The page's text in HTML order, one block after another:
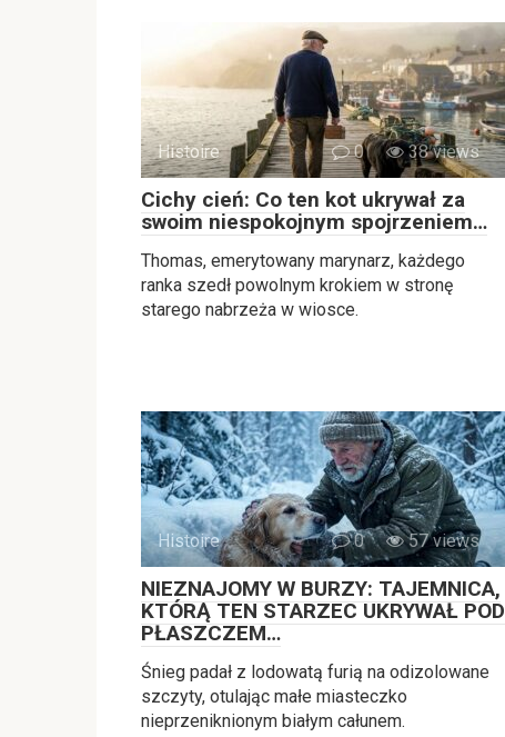
Histoire 0 38 views
Cichy cień: Co ten kot ukrywał za
swoim niespokojnym spojrzeniem…
Thomas, emerytowany marynarz, każdego
ranka szedł powolnym krokiem w stronę
starego nabrzeża w wiosce.
Histoire 0 57 views
NIEZNAJOMY W BURZY: TAJEMNICA,
KTÓRĄ TEN STARZEC UKRYWAŁ POD
PŁASZCZEM…
Śnieg padał z lodowatą furią na odizolowane
szczyty, otulając małe miasteczko
nieprzeniknionym białym całunem.